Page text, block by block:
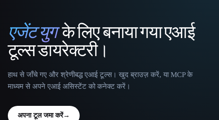
That AI Collection
एजेंट युगके लिए बनाया गया एआई
टूल्स डायरेक्टरी।
हाथ से जाँचे गए और श्रेणीबद्ध एआई टूल्स। खुद ब्राउज़ करें, या MCP के
माध्यम से अपने एआई असिस्टेंट को कनेक्ट करें।
अपना टूल जमा करें→